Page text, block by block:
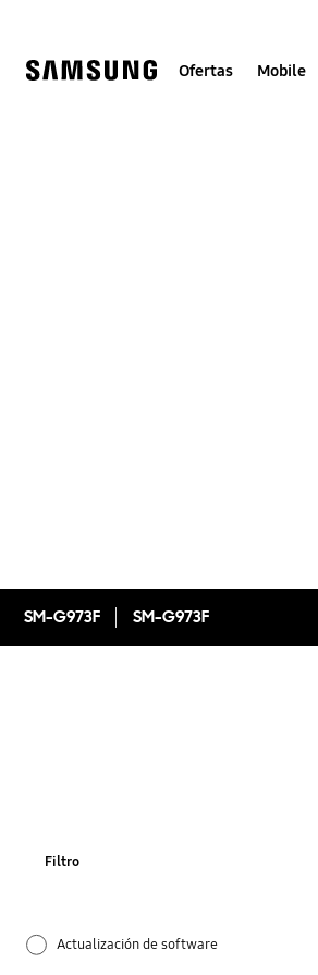
Ofertas Mobile
SM-G973F SM-G973F
Filtro
Actualización de software